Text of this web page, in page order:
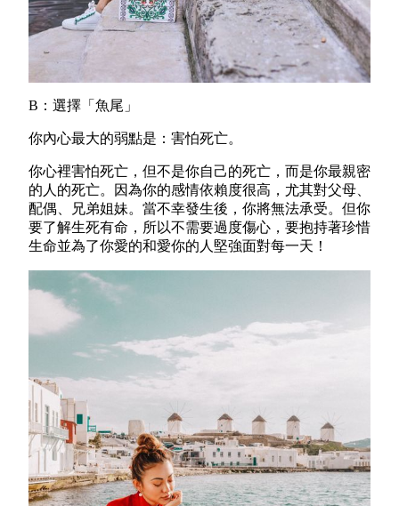
B：選擇「魚尾」
你內心最大的弱點是：害怕死亡。
你心裡害怕死亡，但不是你自己的死亡，而是你最親密
的人的死亡。因為你的感情依賴度很高，尤其對父母、
配偶、兄弟姐妹。當不幸發生後，你將無法承受。但你
要了解生死有命，所以不需要過度傷心，要抱持著珍惜
生命並為了你愛的和愛你的人堅強面對每一天！